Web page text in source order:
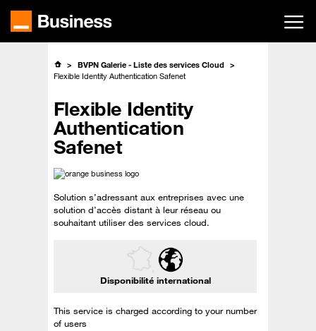
contenu
BVPN Galerie - Liste des services Cloud
Flexible Identity Authentication Safenet
Flexible Identity
Authentication
Safenet
Solution s’adressant aux entreprises avec une
solution d’accès distant à leur réseau ou
souhaitant utiliser des services cloud.
Disponibilité international
This service is charged according to your number
of users